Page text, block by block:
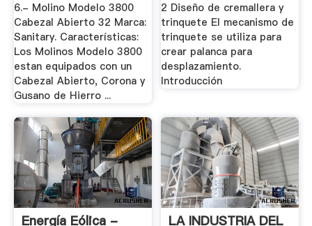
6.- Molino Modelo 3800
Cabezal Abierto 32 Marca:
Sanitary. Características:
Los Molinos Modelo 3800
estan equipados con un
Cabezal Abierto, Corona y
Gusano de Hierro ...
2 Diseño de cremallera y
trinquete El mecanismo de
trinquete se utiliza para
crear palanca para
desplazamiento.
Introducción
Energía Eólica -
LA INDUSTRIA DEL